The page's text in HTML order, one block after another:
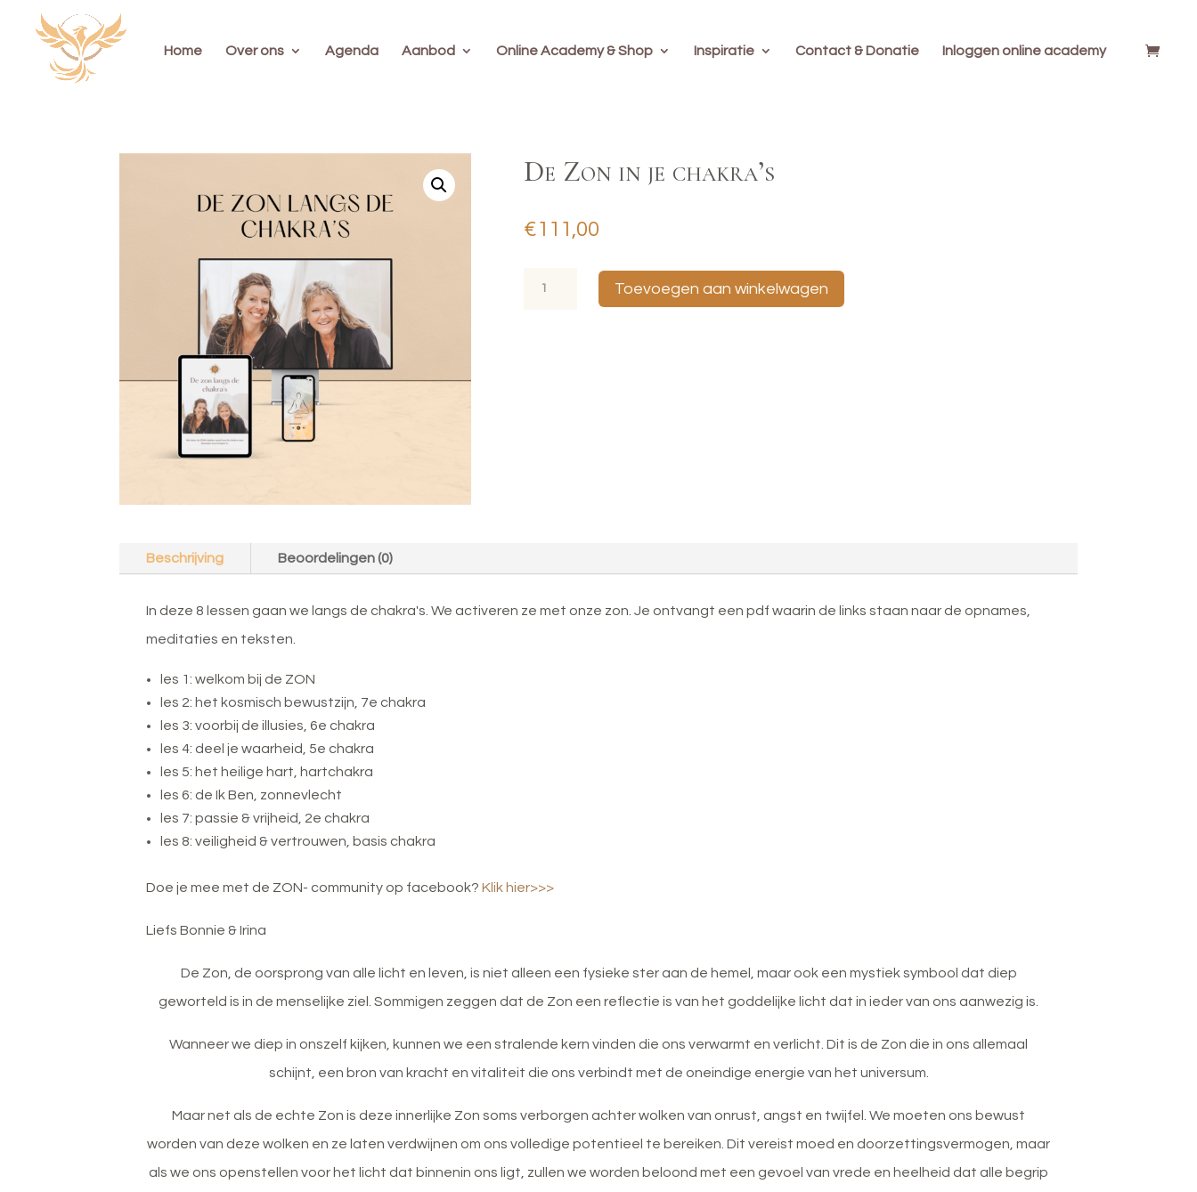
Home Over ons Agenda Aanbod Online Academy & Shop Inspiratie Contact & Donatie Inloggen online academy
De Zon in je chakra’s
€111,00
De
Toevoegen aan winkelwagen
Beschrijving Beoordelingen (0)
In deze 8 lessen gaan we langs de chakra's. We activeren ze met onze zon. Je ontvangt een pdf waarin de links staan naar de opnames,
meditaties en teksten.
les 1: welkom bij de ZON
les 2: het kosmisch bewustzijn, 7e chakra
les 3: voorbij de illusies, 6e chakra
les 4: deel je waarheid, 5e chakra
les 5: het heilige hart, hartchakra
les 6: de Ik Ben, zonnevlecht
les 7: passie & vrijheid, 2e chakra
les 8: veiligheid & vertrouwen, basis chakra
Doe je mee met de ZON- community op facebook?Klik hier>>>
Liefs Bonnie & Irina
De Zon, de oorsprong van alle licht en leven, is niet alleen een fysieke ster aan de hemel, maar ook een mystiek symbool dat diep
geworteld is in de menselijke ziel. Sommigen zeggen dat de Zon een reflectie is van het goddelijke licht dat in ieder van ons aanwezig is.
Wanneer we diep in onszelf kijken, kunnen we een stralende kern vinden die ons verwarmt en verlicht. Dit is de Zon die in ons allemaal
schijnt, een bron van kracht en vitaliteit die ons verbindt met de oneindige energie van het universum.
Maar net als de echte Zon is deze innerlijke Zon soms verborgen achter wolken van onrust, angst en twijfel. We moeten ons bewust
worden van deze wolken en ze laten verdwijnen om ons volledige potentieel te bereiken. Dit vereist moed en doorzettingsvermogen, maar
als we ons openstellen voor het licht dat binnenin ons ligt, zullen we worden beloond met een gevoel van vrede en heelheid dat alle begrip